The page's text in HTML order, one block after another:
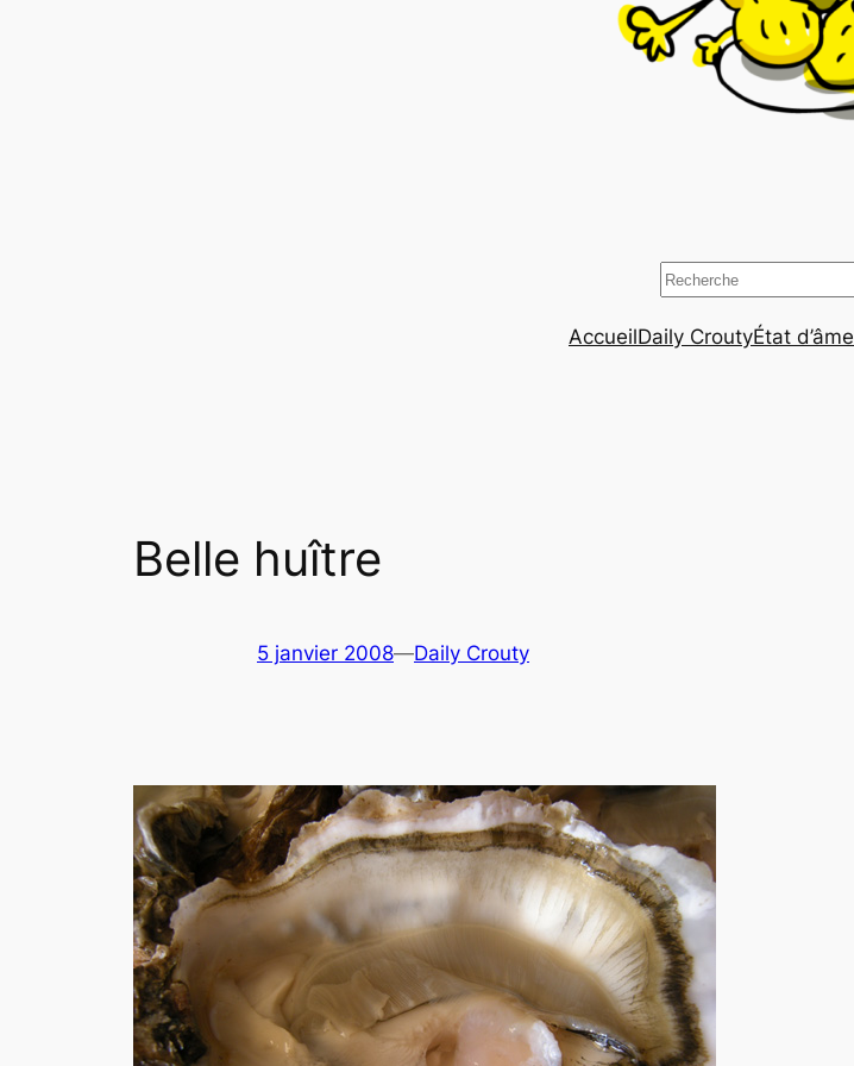
Rechercher
AccueilDaily CroutyÉtat d’âme
Belle huître
5 janvier 2008—Daily Crouty